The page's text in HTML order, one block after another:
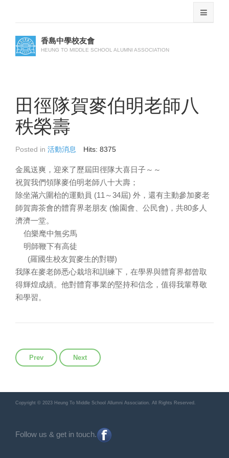
香島中學校友會
HEUNG TO MIDDLE SCHOOL ALUMNI ASSOCIATION
田徑隊賀麥伯明老師八
秩榮壽
Posted in 活動消息 Hits: 8375
金風送爽，迎來了歷屆田徑隊大喜日子～～
祝賀我們領隊麥伯明老師八十大壽；
除坐滿六圍枱的運動員 (11～34屆) 外，還有主動參加麥老
師賀壽茶會的體育界老朋友 (愉園會、公民會)，共80多人
濟濟一堂。
伯樂麾中無劣馬
明師鞭下有高徒
(羅國生校友賀麥生的對聯)
我隊在麥老師悉心栽培和訓練下，在學界與體育界都曾取
得輝煌成績。他對體育事業的堅持和信念，值得我輩尊敬
和學習。
Previous article: 近屆盆菜宴。
Prev Next article: 2016年乒乓球賽
Next
Copyright © 2023 Heung To Middle School Allumni Association. All Rights Reserved.
Follow us & get in touch.